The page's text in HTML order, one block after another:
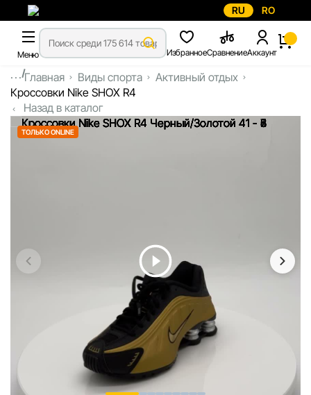
RU RO
Меню ИзбранноеСравнениеАккаунт
...Главная Виды спорта
Активный отдых
Кроссовки Nike SHOX R4
Назад в каталог
ТОЛЬКО ONLINE